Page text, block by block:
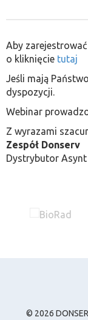
Aby
o kliknięcie tutaj
Jeśli mają
dyspozycji.
Webinar
Z wyrazami
Zespół Donserv
Dystrybutor Asynt
© 2026